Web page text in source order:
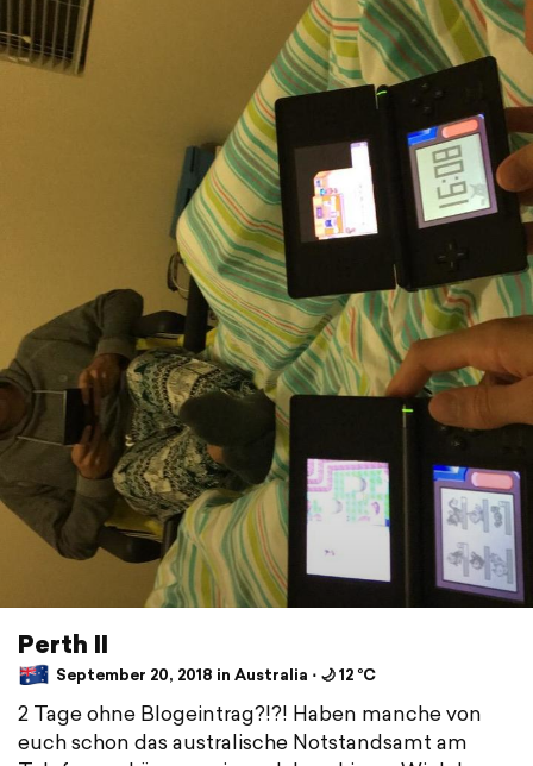
Perth II
September 20, 2018 in Australia ⋅ 🌙 12 °C
2 Tage ohne Blogeintrag?!?! Haben manche von
euch schon das australische Notstandsamt am